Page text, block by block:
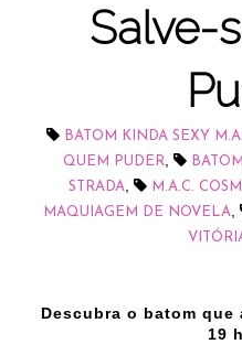
Salve-
BATOM KINDA SEXY
QUEM PUDER,
STRADA, M.A.C.
MAQUIAGEM DE NOVELA,
Descubra o batom
19